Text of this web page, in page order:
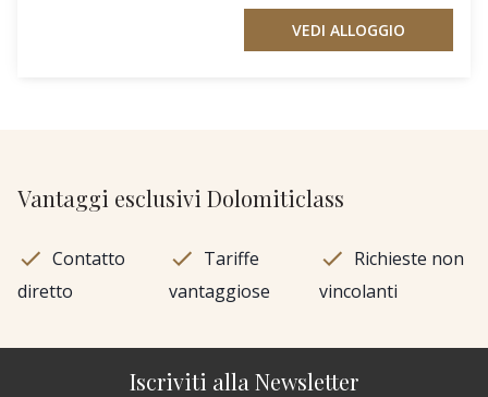
VEDI ALLOGGIO
Vantaggi esclusivi Dolomiticlass
Contatto
diretto
Tariffe
vantaggiose
Richieste non
vincolanti
Iscriviti alla Newsletter